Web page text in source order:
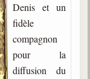
Denis et un
fidèle
compagnon
pour la
diffusion du